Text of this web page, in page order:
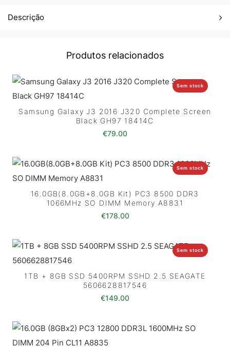
Descrição
Produtos relacionados
Sem stock
Samsung Galaxy J3 2016 J320 Complete Screen
Black GH97 18414C
€79.00
Sem stock
16.0GB(8.0GB+8.0GB Kit) PC3 8500 DDR3
1066MHz SO DIMM Memory A8831
€178.00
Sem stock
1TB + 8GB SSD 5400RPM SSHD 2.5 SEAGATE
5606628817546
€149.00